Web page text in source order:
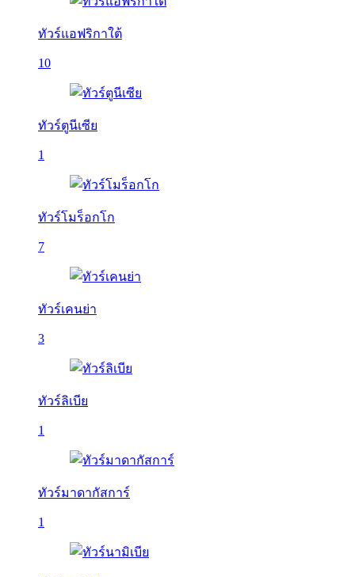
ทัวร์แอฟริกาใต้
10
ทัวร์ตูนีเซีย
1
ทัวร์โมร็อกโก
7
ทัวร์เคนย่า
3
ทัวร์ลิเบีย
1
ทัวร์มาดากัสการ์
1